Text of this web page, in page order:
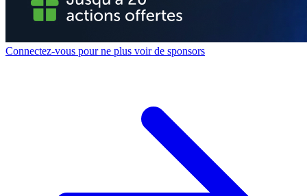
Connectez-vous pour ne plus voir de sponsors